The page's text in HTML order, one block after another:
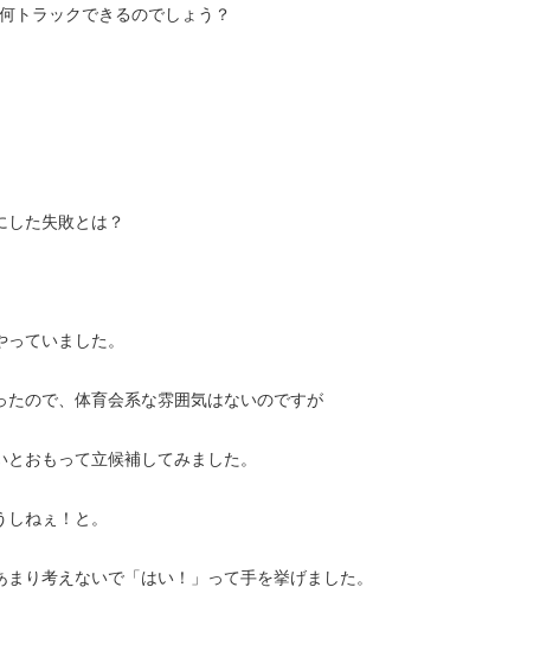
トラックできるのでしょう？
た失敗とは？
ていました。
たので、体育会系な雰囲気はないのですが
おもって立候補してみました。
ねぇ！と。
り考えないで「はい！」って手を挙げました。